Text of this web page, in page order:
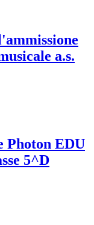
a.s.
Photon EDU
5^D